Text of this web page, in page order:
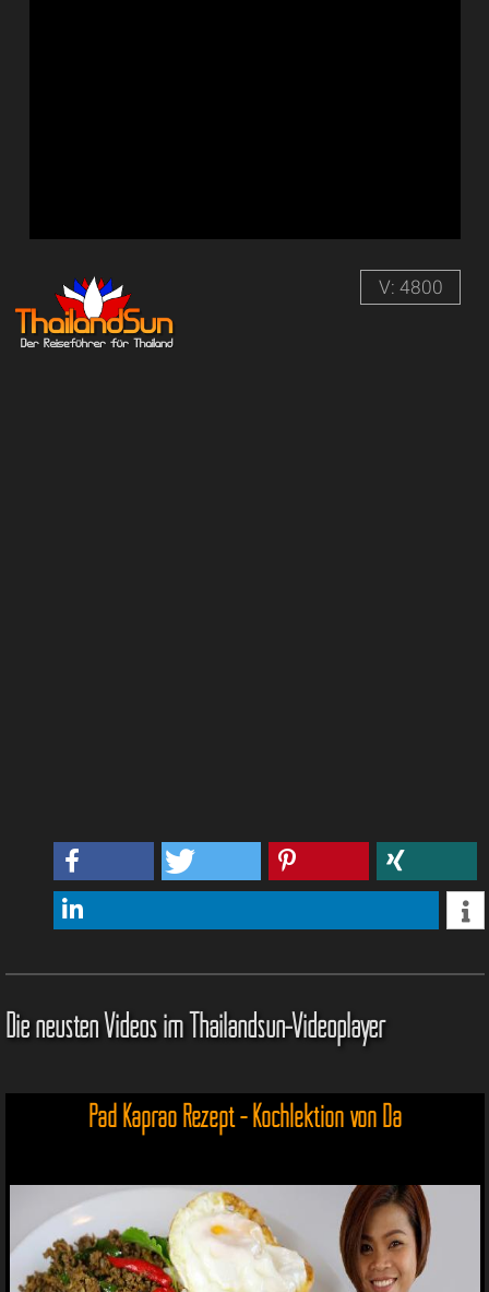
V: 4800
Die neusten Videos im Thailandsun-Videoplayer
Pad Kaprao Rezept - Kochlektion von Da